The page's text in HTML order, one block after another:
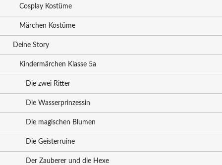
Cosplay Kostüme
Märchen Kostüme
Deine Story
Kindermärchen Klasse 5a
Die zwei Ritter
Die Wasserprinzessin
Die magischen Blumen
Die Geisterruine
Der Zauberer und die Hexe